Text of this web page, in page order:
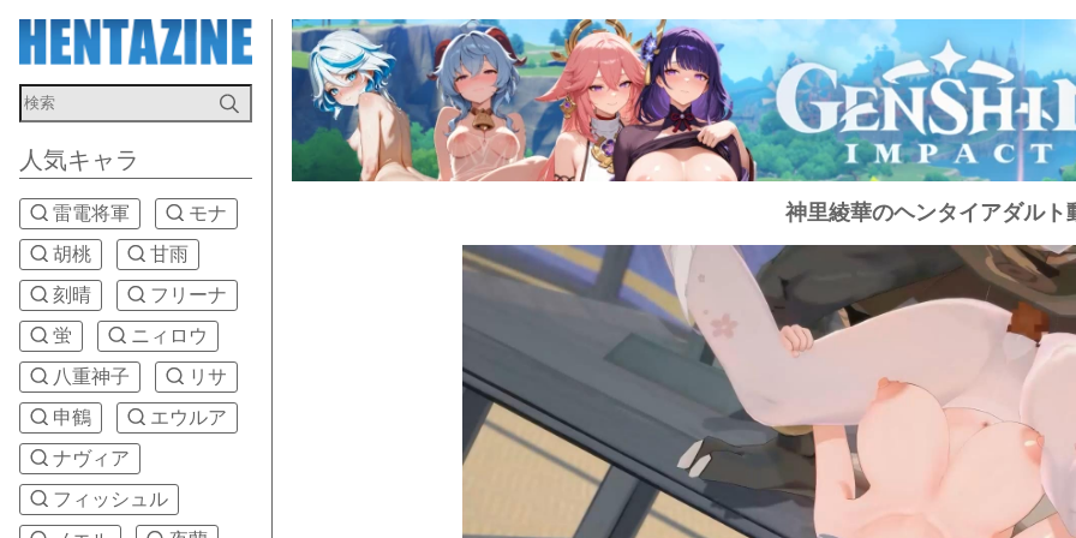
人気キャラ
雷電将軍
モナ
胡桃
甘雨
刻晴
フリーナ
蛍
ニィロウ
八重神子
リサ
申鶴
エウルア
ナヴィア
フィッシュル
神里綾華のヘンタイアダルト